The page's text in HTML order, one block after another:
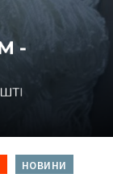
НОВИНИ